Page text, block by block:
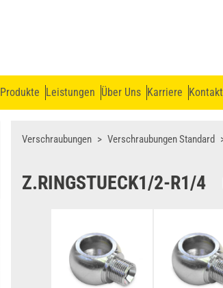
Produkte Leistungen Über Uns Karriere Kontakt
Verschraubungen Verschraubungen Standard
Z.RINGSTUECK1/2-R1/4